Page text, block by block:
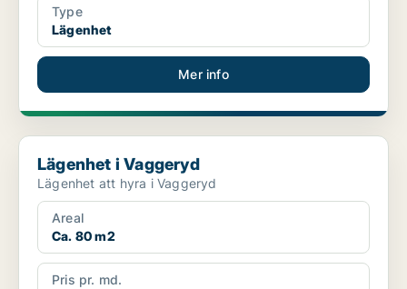
Type
Lägenhet
Mer info
Lägenhet i Vaggeryd
Lägenhet i Vaggeryd
Lägenhet att hyra i Vaggeryd
Areal
Ca. 80 m2
Pris pr. md.